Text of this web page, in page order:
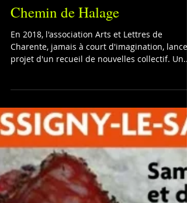
Chemin de Halage
En 2018, l'association Arts et Lettres de